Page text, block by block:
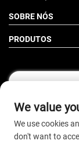
SOBRE NÓS
PRODUTOS
We value
We use cookies
don't want to